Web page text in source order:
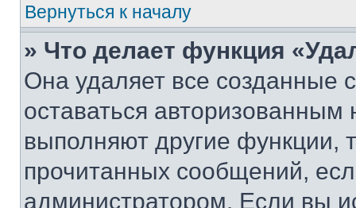
Вернуться к началу
» Что делает функция
Она удаляет все созданные
оставаться
выполняют другие функции,
прочитанных сообщений,
администратором. Если вы